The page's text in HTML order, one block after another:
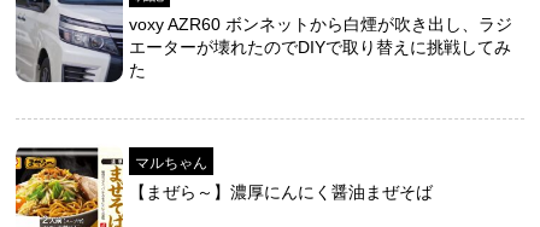
voxy AZR60 ボンネットから白煙が吹き出し、ラジ
エーターが壊れたのでDIYで取り替えに挑戦してみ
た
マルちゃん
【まぜら～】濃厚にんにく醤油まぜそば